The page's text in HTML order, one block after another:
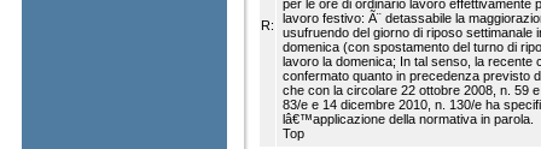
R:
per le ore di ordinario lavoro effettivamente
lavoro festivo: Ã¨ detassabile la
usufruendo del giorno di riposo settimanale
domenica (con spostamento del turno di
lavoro la domenica; In tal senso, la recente
confermato quanto in precedenza previsto
che con la circolare 22 ottobre 2008, n. 59
83/e e 14 dicembre 2010, n. 130/e ha
lâ€™applicazione della normativa in parola.
Top